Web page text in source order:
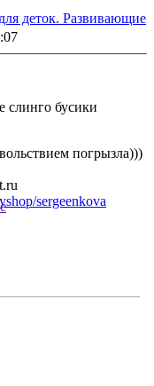
деток. Развивающие
слинго бусики
погрызла)))
sergeenkova